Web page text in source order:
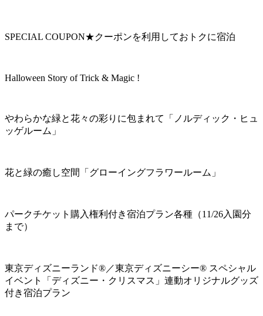
SPECIAL COUPON★クーポンを利用しておトクに宿泊
Halloween Story of Trick & Magic !
やわらかな緑と花々の彩りに包まれて「ノルディック・ヒュ
ッゲルーム」
花と緑の癒し空間「グローイングフラワールーム」
パークチケット購入権利付き宿泊プラン各種（11/26入園分
まで）
東京ディズニーランド®／東京ディズニーシー® スペシャル
イベント「ディズニー・クリスマス」連動オリジナルグッズ
付き宿泊プラン